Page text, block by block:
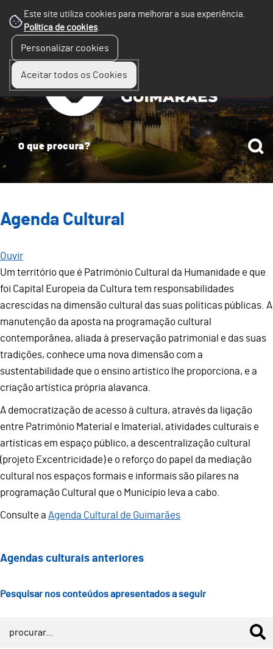
Este site utiliza cookies para melhorar a sua experiência.
Política de cookies.
Personalizar cookies
Aceitar todos os Cookies
Agenda Cultural
Ouvir
Um território que é Património Cultural da Humanidade e que
foi Capital Europeia da Cultura tem responsabilidades
acrescidas na dimensão cultural das suas políticas públicas. A
manutenção da aposta na programação cultural
contemporânea, aliada à preservação patrimonial e das suas
tradições, conhece uma nova dimensão com a
sustentabilidade que o ensino artístico lhe proporciona, e a
criação artística própria alavanca.
A democratização de acesso à cultura, através da ligação
entre Património Material e Imaterial, atividades culturais e
artísticas em espaço público, a descentralização cultural
(projeto Excentricidade) e o reforço do papel da mediação
cultural nos espaços formais e informais são pilares na
programação Cultural que o Município leva a cabo.
Consulte a Agenda Cultural de Guimarães
Agendas culturais anteriores
Pesquisar nos conteúdos apresentados a seguir